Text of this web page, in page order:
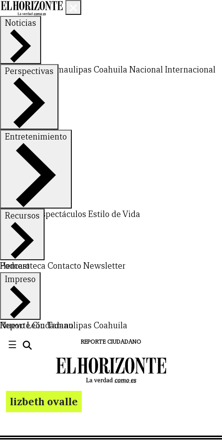
Noticias
Nuevo LeónTamaulipas Coahuila NacionalInternacional
Perspectivas
FinanzasOpinión
Entretenimiento
DeportesEspectáculos Estilo de Vida
Recursos
Hemeroteca Contacto Newsletter
Podcast
Impreso
Nuevo LeónTamaulipas Coahuila
Reporte Ciudadano
☰ REPORTE CIUDADANO
lizbeth ovalle